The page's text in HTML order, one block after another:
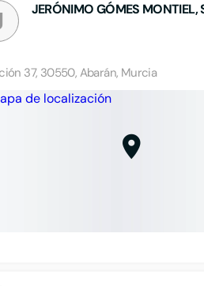
JERÓNIMO GÓMES MONTIEL,
37, 30550, Abarán, Murcia